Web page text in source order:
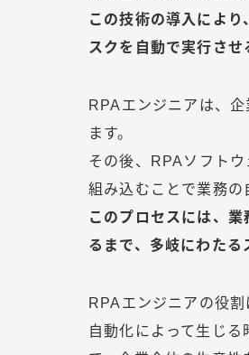
この技術の導入によ
スクを自動で実行させ
RPAエンジニアは、
ます。
その後、RPAソフト
組み込むことで業務の
このプロセスには、
るまで、多岐にわたる
RPAエンジニアの役
自動化によって生じ